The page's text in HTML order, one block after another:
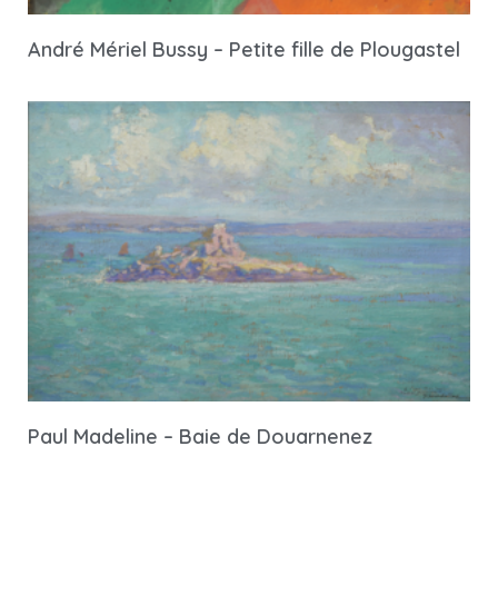
André Mériel Bussy – Petite fille de Plougastel
Paul Madeline – Baie de Douarnenez